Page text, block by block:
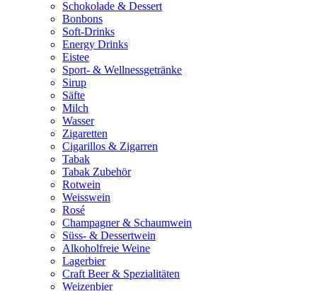
Schokolade & Dessert
Bonbons
Soft-Drinks
Energy Drinks
Eistee
Sport- & Wellnessgetränke
Sirup
Säfte
Milch
Wasser
Zigaretten
Cigarillos & Zigarren
Tabak
Tabak Zubehör
Rotwein
Weisswein
Rosé
Champagner & Schaumwein
Süss- & Dessertwein
Alkoholfreie Weine
Lagerbier
Craft Beer & Spezialitäten
Weizenbier